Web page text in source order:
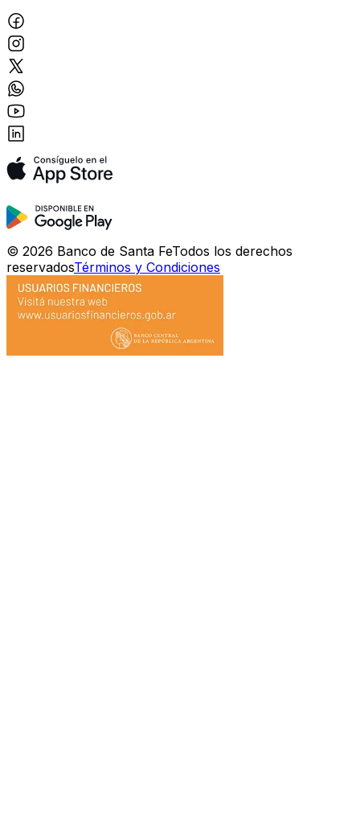
© 2026 Banco de Santa FeTodos los derechos
reservadosTérminos y Condiciones